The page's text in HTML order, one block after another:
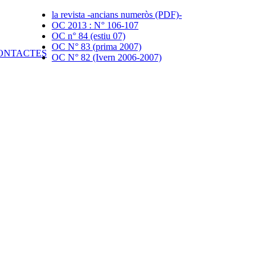
la revista -ancians numeròs (PDF)-
OC 2013 : N° 106-107
OC n° 84 (estiu 07)
OC N° 83 (prima 2007)
OC N° 82 (Ivern 2006-2007)